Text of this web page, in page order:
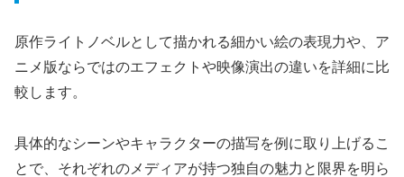
原作ライトノベルとして描かれる細かい絵の表現力や、ア
ニメ版ならではのエフェクトや映像演出の違いを詳細に比
較します。
具体的なシーンやキャラクターの描写を例に取り上げるこ
とで、それぞれのメディアが持つ独自の魅力と限界を明ら